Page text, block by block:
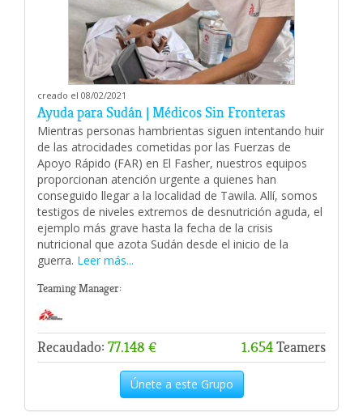
creado el 08/02/2021
Ayuda para Sudán | Médicos Sin Fronteras
Mientras personas hambrientas siguen intentando huir
de las atrocidades cometidas por las Fuerzas de
Apoyo Rápido (FAR) en El Fasher, nuestros equipos
proporcionan atención urgente a quienes han
conseguido llegar a la localidad de Tawila. Allí, somos
testigos de niveles extremos de desnutrición aguda, el
ejemplo más grave hasta la fecha de la crisis
nutricional que azota Sudán desde el inicio de la
guerra. Leer más...
Teaming Manager:
Recaudado: 77.148 € 1.654Teamers
Únete a este Grupo